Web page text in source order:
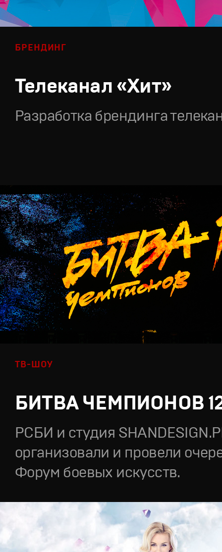
БРЕНДИНГ
Телеканал «Хит»
Разработка брендинга
ТВ-ШОУ
БИТВА ЧЕМПИОНОВ
РСБИ и студия
организовали и провели
Форум боевых искусств.